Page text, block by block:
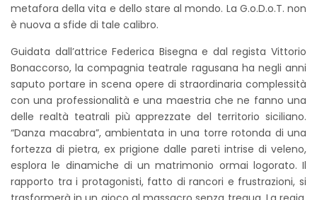
metafora della vita e dello stare al mondo. La G.o.D.o.T. non
è nuova a sfide di tale calibro.
Guidata dall’attrice Federica Bisegna e dal regista Vittorio
Bonaccorso, la compagnia teatrale ragusana ha negli anni
saputo portare in scena opere di straordinaria complessità
con una professionalità e una maestria che ne fanno una
delle realtà teatrali più apprezzate del territorio siciliano.
“Danza macabra”, ambientata in una torre rotonda di una
fortezza di pietra, ex prigione dalle pareti intrise di veleno,
esplora le dinamiche di un matrimonio ormai logorato. Il
rapporto tra i protagonisti, fatto di rancori e frustrazioni, si